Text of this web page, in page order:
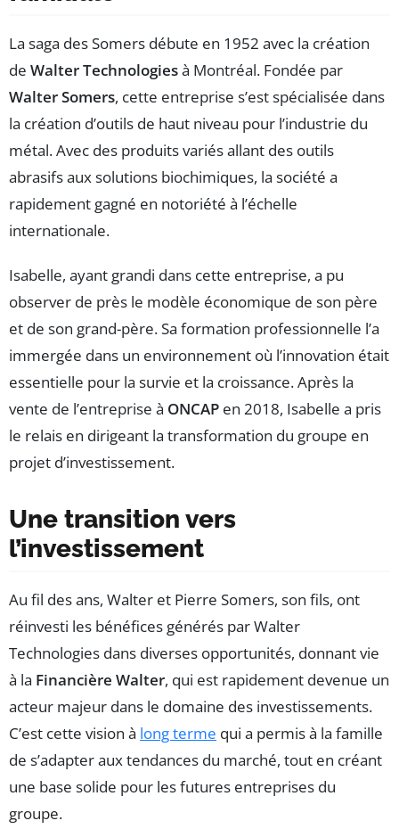
La saga des Somers débute en 1952 avec la création
de Walter Technologiesà Montréal. Fondée par
Walter Somers, cette entreprise s’est spécialisée dans
la création d’outils de haut niveau pour l’industrie du
métal. Avec des produits variés allant des outils
abrasifs aux solutions biochimiques, la société a
rapidement gagné en notoriété à l’échelle
internationale.
Isabelle, ayant grandi dans cette entreprise, a pu
observer de près le modèle économique de son père
et de son grand-père. Sa formation professionnelle l’a
immergée dans un environnement où l’innovation était
essentielle pour la survie et la croissance. Après la
vente de l’entreprise à ONCAP en 2018, Isabelle a pris
le relais en dirigeant la transformation du groupe en
projet d’investissement.
Une transition vers
l’investissement
Au fil des ans, Walter et Pierre Somers, son fils, ont
réinvesti les bénéfices générés par Walter
Technologies dans diverses opportunités, donnant vie
à la Financière Walter, qui est rapidement devenue un
acteur majeur dans le domaine des investissements.
C’est cette vision à long terme qui a permis à la famille
de s’adapter aux tendances du marché, tout en créant
une base solide pour les futures entreprises du
groupe.